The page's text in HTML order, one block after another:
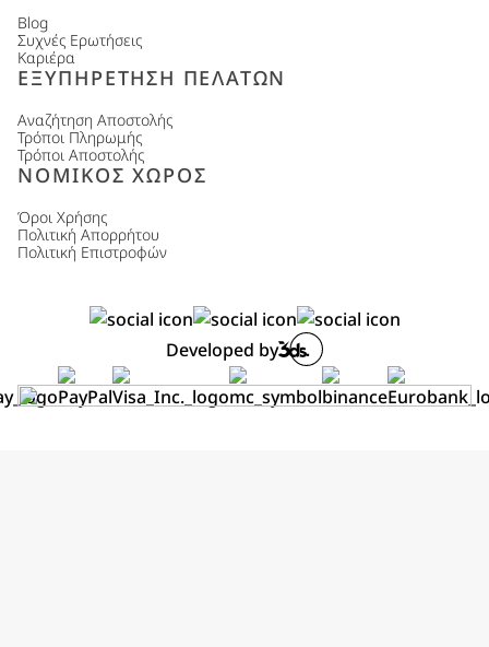
Blog
Συχνές Ερωτήσεις
Καριέρα
ΕΞΥΠΗΡΕΤΗΣΗ ΠΕΛΑΤΩΝ
Αναζήτηση Αποστολής
Τρόποι Πληρωμής
Τρόποι Αποστολής
ΝΟΜΙΚΟΣ ΧΩΡΟΣ
Όροι Χρήσης
Πολιτική Απορρήτου
Πολιτική Επιστροφών
Developed by